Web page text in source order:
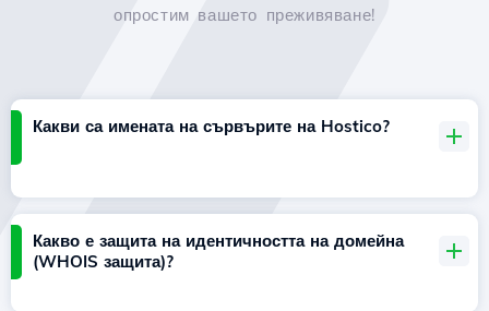
опростим вашето преживяване!
Какви са имената на сървърите на Hostico?
Какво е защита на идентичността на домейна
(WHOIS защита)?